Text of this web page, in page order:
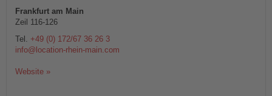
Frankfurt am Main
Zeil 116-126
Tel. +49 (0) 172/67 36 26 3
info@location-rhein-main.com
Website »